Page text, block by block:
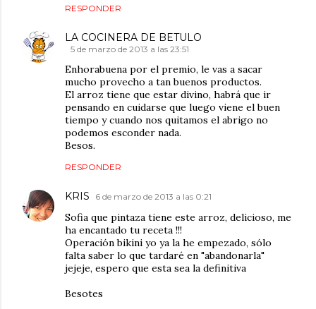
RESPONDER
LA COCINERA DE BETULO
5 de marzo de 2013 a las 23:51
Enhorabuena por el premio, le vas a sacar
mucho provecho a tan buenos productos.
El arroz tiene que estar divino, habrá que ir
pensando en cuidarse que luego viene el buen
tiempo y cuando nos quitamos el abrigo no
podemos esconder nada.
Besos.
RESPONDER
KRIS 6 de marzo de 2013 a las 0:21
Sofia que pintaza tiene este arroz, delicioso, me
ha encantado tu receta !!!
Operación bikini yo ya la he empezado, sólo
falta saber lo que tardaré en "abandonarla"
jejeje, espero que esta sea la definitiva
Besotes